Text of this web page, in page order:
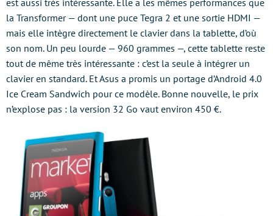
est aussi très intéressante. Elle a les mêmes performances que
la Transformer — dont une puce Tegra 2 et une sortie HDMI —
mais elle intègre directement le clavier dans la tablette, d’où
son nom. Un peu lourde — 960 grammes —, cette tablette reste
tout de même très intéressante : c’est la seule à intégrer un
clavier en standard. Et Asus a promis un portage d’Android 4.0
Ice Cream Sandwich pour ce modèle. Bonne nouvelle, le prix
n’explose pas : la version 32 Go vaut environ 450 €.